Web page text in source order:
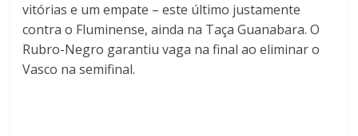
vitórias e um empate – este último justamente
contra o Fluminense, ainda na Taça Guanabara. O
Rubro-Negro garantiu vaga na final ao eliminar o
Vasco na semifinal.